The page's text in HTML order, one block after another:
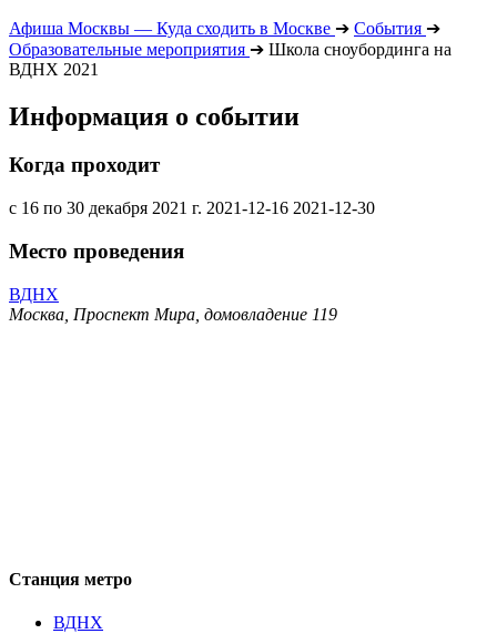
Афиша Москвы — Куда сходить в Москве ➔ События ➔
Образовательные мероприятия ➔ Школа сноубординга на
ВДНХ 2021
Информация о событии
Когда проходит
с 16 по 30 декабря 2021 г. 2021-12-16 2021-12-30
Место проведения
ВДНХ
Москва, Проспект Мира, домовладение 119
Станция метро
ВДНХ